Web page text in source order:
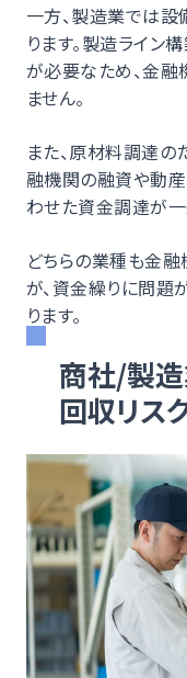
一方、製造業では
ります。製造ライ
が必要なため、金
ません。
また、原材料調達
融機関の融資や動産
わせた資金調達が一
どちらの業種も金
が、資金繰りに問題
ります。
商社/製
回収リス